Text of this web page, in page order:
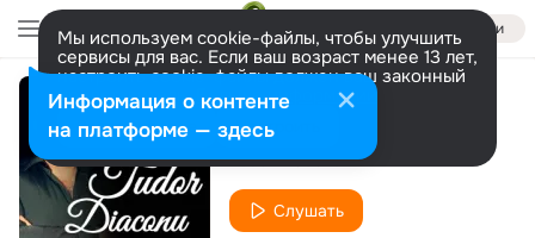
Войти
Мы используем cookie-файлы, чтобы улучшить
сервисы для вас. Если ваш возраст менее 13 лет,
настроить cookie-файлы должен ваш законный
представитель. Больше информации
Разрешить все Настроить
Nasii
Tudor Diaconu
Слушать
Информация о контенте
на платформе — здесь